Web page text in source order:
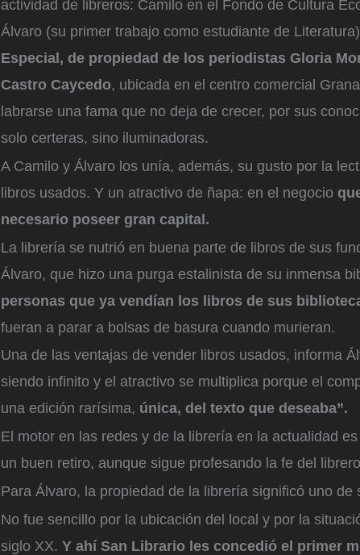
actividad de libreros: Camilo en el Fondo de Cultura
Álvaro (su primer trabajo como estudiante de Literatura)
Especial, de propiedad de los periodistas Gloria
Castro Caycedo, ubicada en el centro comercial
labrarse una fama que no deja de crecer, por sus
solo certeras, sino iluminadoras.
A Camilo y Álvaro los unía, además, su gusto por la
libros usados. Y un atractivo de ñapa: en el negocio
necesario poseer gran capital.
La librería se nutrió en buena parte de libros de sus
Álvaro, que hizo una purga estalinista de su inmensa
personas que ya vendían los libros de sus
fueran a parar a bolsas de basura cuando murieran.
Una de las ventajas de vender libros usados, informa
siendo infinito y el atractivo se multiplica porque el
una edición rarísima, única, del texto que deseaba”.
El motor en las redes y de la librería en la actualidad
un buen retiro, aunque sigue profesando la fe del
Para Álvaro, la propiedad de la librería significó uno de
No fue sencillo por la ubicación del local y por la
siglo XX. Y ahí San Librario les concedió el primer